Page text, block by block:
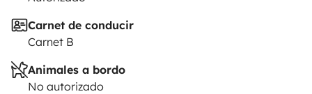
Carnet de conducir
Carnet B
Animales a bordo
No autorizado